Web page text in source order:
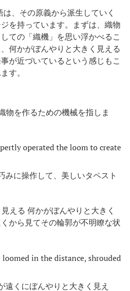
は、その原義から派生していく
を持っています。まずは、織物
ての「織機」を思い浮かべるこ
何かがぼんやりと大きく見える
が近づいているという感じもこ
す。
物を作るための機械を指しま
operated the loom to create
みに操作して、美しいタペスト
える 何かがぼんやりと大きく
から見てその輪郭が不明瞭な状
in the distance, shrouded
くにぼんやりと大きく見え